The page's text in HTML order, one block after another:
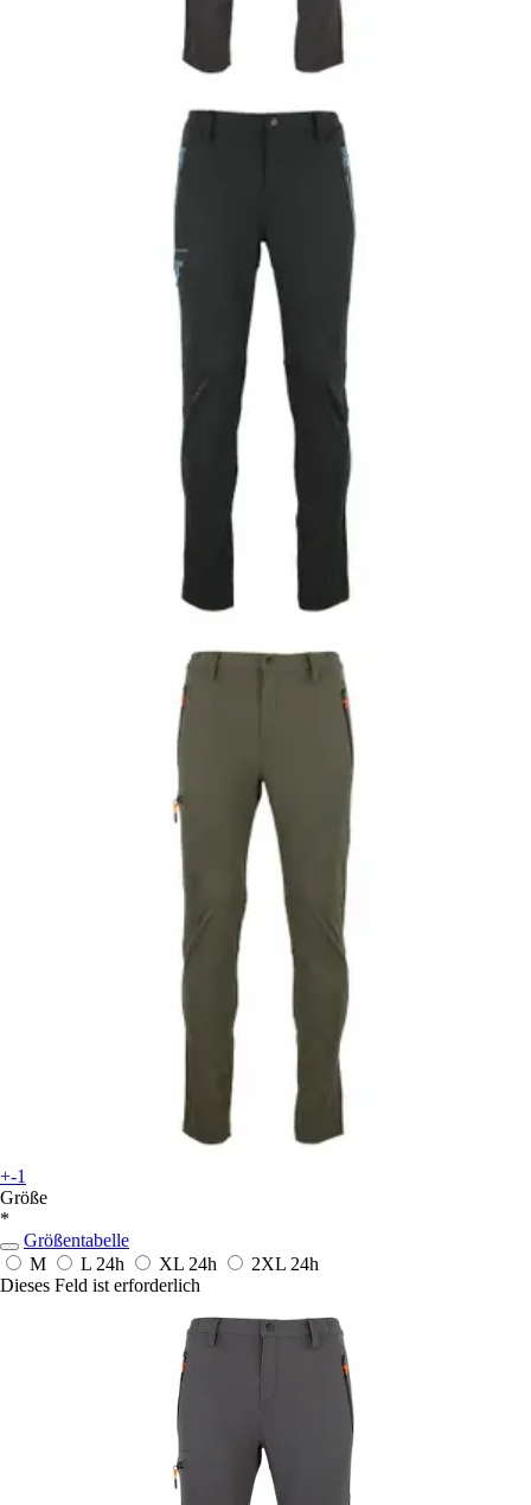
+-1
Größe
*
Größentabelle
M
L 24h XL 24h 2XL 24h
Dieses Feld ist erforderlich